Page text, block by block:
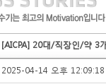
[AICPA] 20대/직장인/약 3
2025-04-14 오후 12:09:18